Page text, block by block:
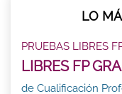
LO
PRUEBAS LIBRES
LIBRES FP
de Cualificación